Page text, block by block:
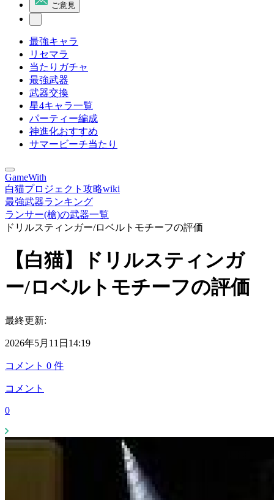
ご意見
最強キャラ
リセマラ
当たりガチャ
最強武器
武器交換
星4キャラ一覧
パーティー編成
神進化おすすめ
サマービーチ当たり
GameWith
白猫プロジェクト攻略wiki
最強武器ランキング
ランサー(槍)の武器一覧
ドリルスティンガー/ロベルトモチーフの評価
【白猫】ドリルスティンガ
ー/ロベルトモチーフの評価
最終更新:
2026年5月11日14:19
コメント 0 件
コメント
0